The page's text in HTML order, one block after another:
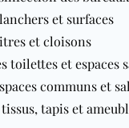
et surfaces
et cloisons
toilettes et espaces
communs et
tapis et